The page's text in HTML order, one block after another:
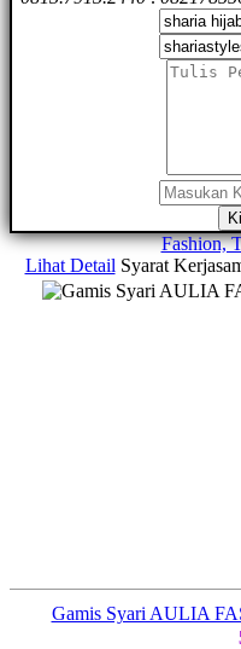
Fashion,
Lihat Detail Syarat
Gamis Syari AULIA